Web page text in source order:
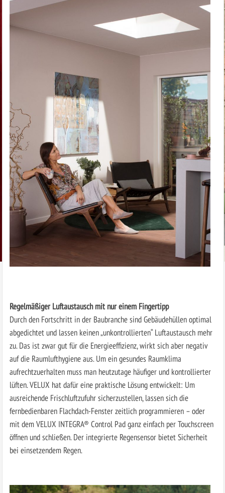
Regelmäßiger Luftaustausch mit nur einem Fingertipp
Durch den Fortschritt in der Baubranche sind Gebäudehüllen optimal
abgedichtet und lassen keinen „unkontrollierten“ Luftaustausch mehr
zu. Das ist zwar gut für die Energieeffizienz, wirkt sich aber negativ
auf die Raumlufthygiene aus. Um ein gesundes Raumklima
aufrechtzuerhalten muss man heutzutage häufiger und kontrollierter
lüften. VELUX hat dafür eine praktische Lösung entwickelt: Um
ausreichende Frischluftzufuhr sicherzustellen, lassen sich die
fernbedienbaren Flachdach-Fenster zeitlich programmieren – oder
mit dem VELUX INTEGRA® Control Pad ganz einfach per Touchscreen
öffnen und schließen. Der integrierte Regensensor bietet Sicherheit
bei einsetzendem Regen.